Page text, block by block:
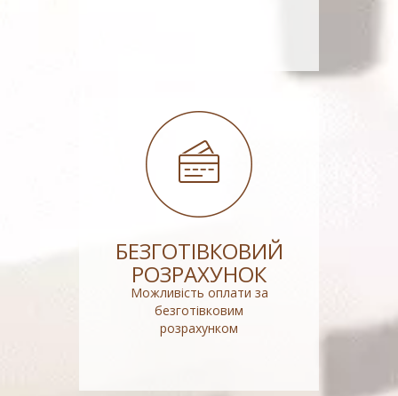
БЕЗГОТІВКОВИЙ
РОЗРАХУНОК
Можливість оплати за
безготівковим
розрахунком